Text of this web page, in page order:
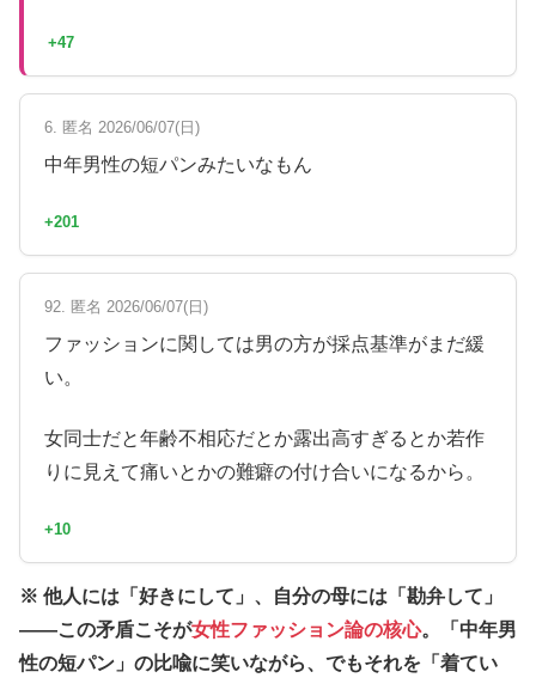
+47
6. 匿名 2026/06/07(日)
中年男性の短パンみたいなもん
+201
92. 匿名 2026/06/07(日)
ファッションに関しては男の方が採点基準がまだ緩
い。
女同士だと年齢不相応だとか露出高すぎるとか若作
りに見えて痛いとかの難癖の付け合いになるから。
+10
※ 他人には「好きにして」、自分の母には「勘弁して」
——この矛盾こそが女性ファッション論の核心。「中年男
性の短パン」の比喩に笑いながら、でもそれを「着てい